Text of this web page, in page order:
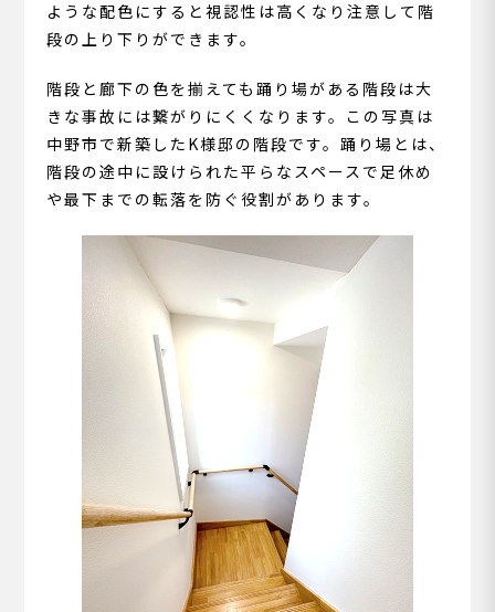
ような配色にすると視認性は高くなり注意して階
段の上り下りができます。
階段と廊下の色を揃えても踊り場がある階段は大
きな事故には繋がりにくくなります。この写真は
中野市で新築したK様邸の階段です。踊り場とは、
階段の途中に設けられた平らなスペースで足休め
や最下までの転落を防ぐ役割があります。